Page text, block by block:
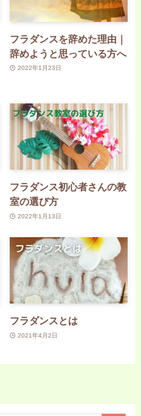
フラダンスを辞めた理由｜
辞めようと思っている方へ
2022年1月23日
フラダンス初心者さんの教
室の選び方
2022年1月13日
フラダンスとは
2021年4月2日